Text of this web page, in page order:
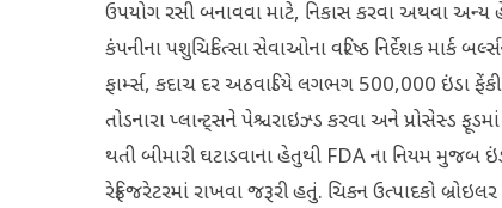
ઉપયોગ રસી બનાવવા માટે, નિકાસ કરવા અથવા
કંપનીના પશુચિકિત્સા સેવાઓના વરિષ્ઠ નિર્દેશક
ફાર્મ્સ, કદાચ દર અઠવાડિયે લગભગ 500,000 ઇંડા
તોડનારા પ્લાન્ટ્સને પેશ્ચરાઇઝ્ડ કરવા અને પ્રોસેસ્ડ
થતી બીમારી ઘટાડવાના હેતુથી FDA ના નિયમ મુજબ
રેફ્રિજરેટરમાં રાખવા જરૂરી હતું. ચિકન ઉત્પાદકો